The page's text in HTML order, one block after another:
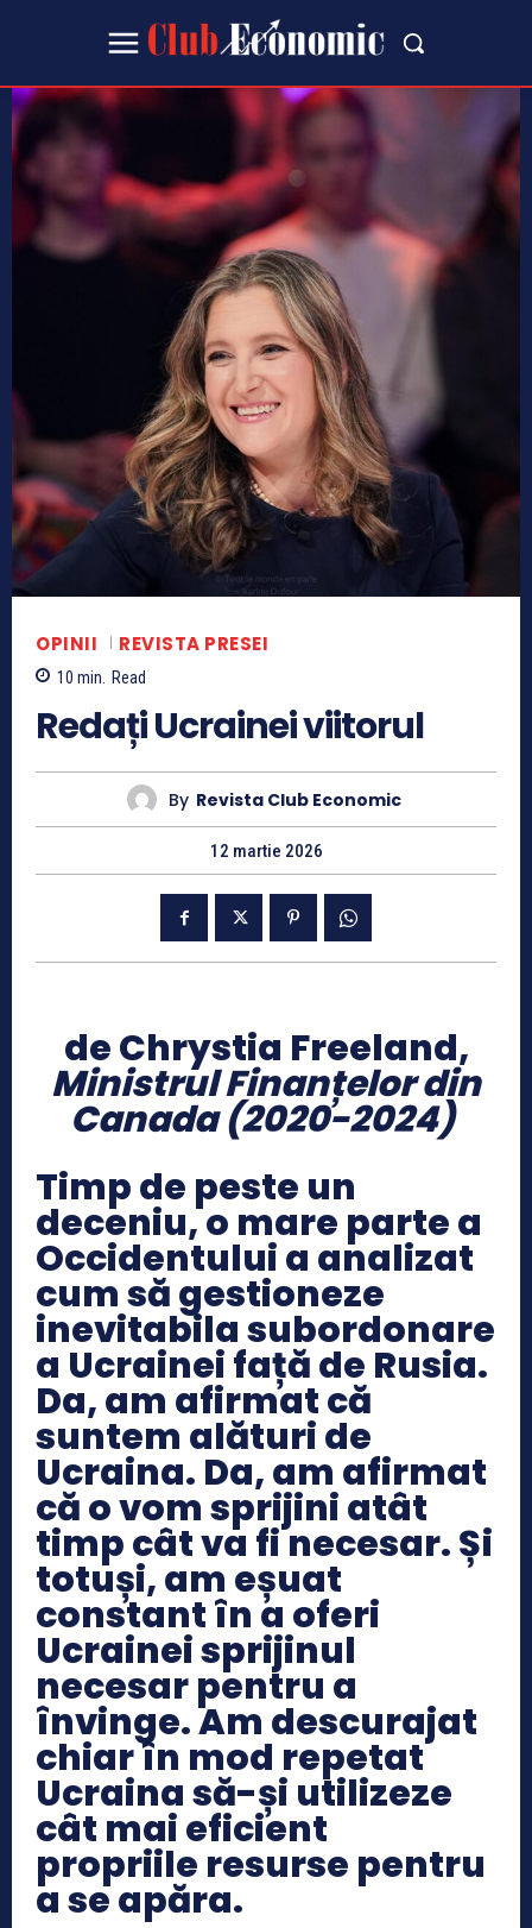
OPINII REVISTA PRESEI
10 min. Read
Redați Ucrainei viitorul
By Revista Club Economic
12 martie 2026
de Chrystia Freeland,
Ministrul Finanțelor din
Canada (2020-2024)
Timp de peste un
deceniu, o mare parte a
Occidentului a analizat
cum să gestioneze
inevitabila subordonare
a Ucrainei față de Rusia.
Da, am afirmat că
suntem alături de
Ucraina. Da, am afirmat
că o vom sprijini atât
timp cât va fi necesar. Și
totuși, am eșuat
constant în a oferi
Ucrainei sprijinul
necesar pentru a
învinge. Am descurajat
chiar în mod repetat
Ucraina să-și utilizeze
cât mai eficient
propriile resurse pentru
a se apăra.